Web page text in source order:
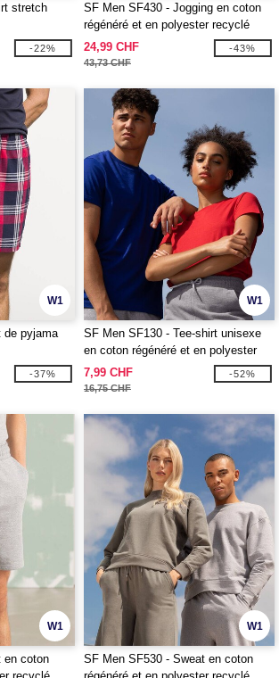
stretch
-22%
SF Men SF430 - Jogging en coton
régénéré et en polyester recyclé
24,99 CHF
43,73 CHF
-43%
W1
de pyjama
-37%
W1
SF Men SF130 - Tee-shirt unisexe
en coton régénéré et en polyester
recyclé
7,99 CHF
16,75 CHF
-52%
W1
en coton
W1
SF Men SF530 - Sweat en coton